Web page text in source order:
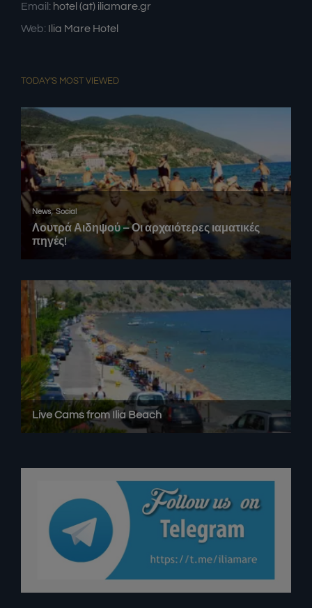
Email: hotel (at) iliamare.gr
Web: Ilia Mare Hotel
TODAY'S MOST VIEWED